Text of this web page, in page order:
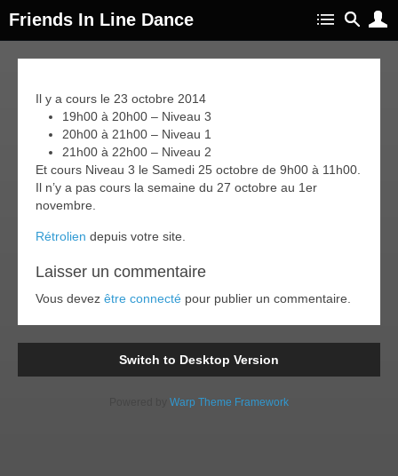
Friends In Line Dance
Il y a cours le 23 octobre 2014
19h00 à 20h00 – Niveau 3
20h00 à 21h00 – Niveau 1
21h00 à 22h00 – Niveau 2
Et cours Niveau 3 le Samedi 25 octobre de 9h00 à 11h00.
Il n’y a pas cours la semaine du 27 octobre au 1er
novembre.
Rétrolien depuis votre site.
Laisser un commentaire
Vous devez être connecté pour publier un commentaire.
Switch to Desktop Version
Warp Theme Framework